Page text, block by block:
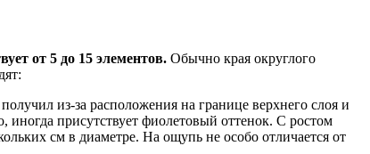
от 5 до 15 элементов. Обычно края округлого
из-за расположения на границе верхнего слоя и
иногда присутствует фиолетовый оттенок. С ростом
см в диаметре. На ощупь не особо отличается от